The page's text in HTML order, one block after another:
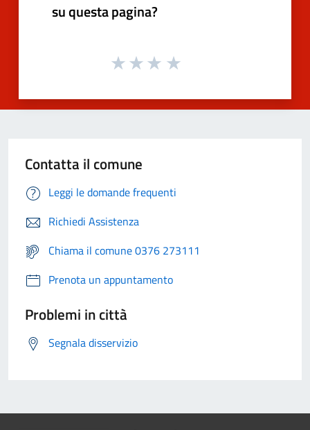
su questa pagina?
Contatta il comune
Leggi le domande frequenti
Richiedi Assistenza
Chiama il comune 0376 273111
Prenota un appuntamento
Problemi in città
Segnala disservizio